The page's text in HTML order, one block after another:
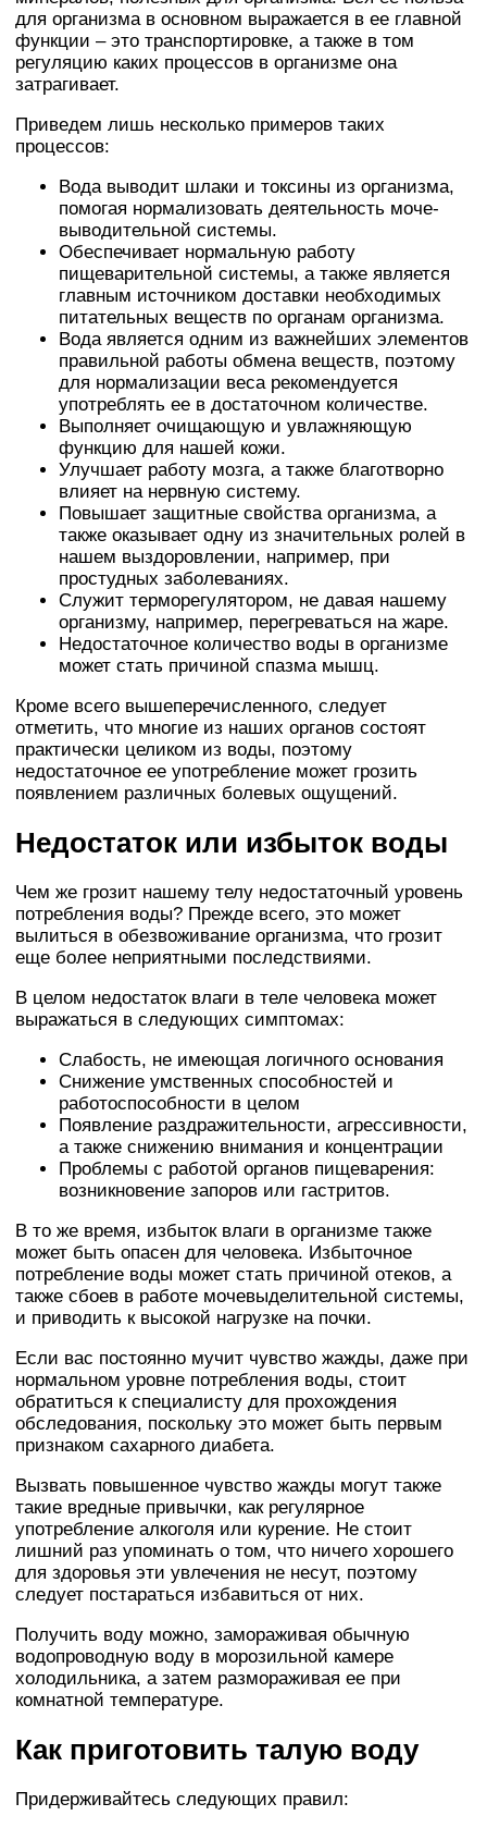
для организма в основном выражается в ее главной
функции – это транспортировке, а также в том
регуляцию каких процессов в организме она
затрагивает.
Приведем лишь несколько примеров таких
процессов:
Вода выводит шлаки и токсины из организма,
помогая нормализовать деятельность моче-
выводительной системы.
Обеспечивает нормальную работу
пищеварительной системы, а также является
главным источником доставки необходимых
питательных веществ по органам организма.
Вода является одним из важнейших элементов
правильной работы обмена веществ, поэтому
для нормализации веса рекомендуется
употреблять ее в достаточном количестве.
Выполняет очищающую и увлажняющую
функцию для нашей кожи.
Улучшает работу мозга, а также благотворно
влияет на нервную систему.
Повышает защитные свойства организма, а
также оказывает одну из значительных ролей в
нашем выздоровлении, например, при
простудных заболеваниях.
Служит терморегулятором, не давая нашему
организму, например, перегреваться на жаре.
Недостаточное количество воды в организме
может стать причиной спазма мышц.
Кроме всего вышеперечисленного, следует
отметить, что многие из наших органов состоят
практически целиком из воды, поэтому
недостаточное ее употребление может грозить
появлением различных болевых ощущений.
Недостаток или избыток воды
Чем же грозит нашему телу недостаточный уровень
потребления воды? Прежде всего, это может
вылиться в обезвоживание организма, что грозит
еще более неприятными последствиями.
В целом недостаток влаги в теле человека может
выражаться в следующих симптомах:
Слабость, не имеющая логичного основания
Снижение умственных способностей и
работоспособности в целом
Появление раздражительности, агрессивности,
а также снижению внимания и концентрации
Проблемы с работой органов пищеварения:
возникновение запоров или гастритов.
В то же время, избыток влаги в организме также
может быть опасен для человека. Избыточное
потребление воды может стать причиной отеков, а
также сбоев в работе мочевыделительной системы,
и приводить к высокой нагрузке на почки.
Если вас постоянно мучит чувство жажды, даже при
нормальном уровне потребления воды, стоит
обратиться к специалисту для прохождения
обследования, поскольку это может быть первым
признаком сахарного диабета.
Вызвать повышенное чувство жажды могут также
такие вредные привычки, как регулярное
употребление алкоголя или курение. Не стоит
лишний раз упоминать о том, что ничего хорошего
для здоровья эти увлечения не несут, поэтому
следует постараться избавиться от них.
Получить воду можно, замораживая обычную
водопроводную воду в морозильной камере
холодильника, а затем размораживая ее при
комнатной температуре.
Как приготовить талую воду
Придерживайтесь следующих правил: